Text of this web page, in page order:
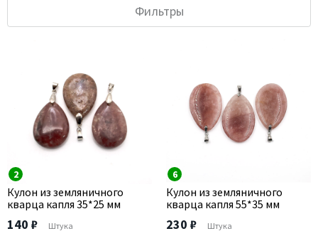
Фильтры
2
Кулон из земляничного
кварца капля 35*25 мм
140 ₽ Штука
6
Кулон из земляничного
кварца капля 55*35 мм
230 ₽ Штука